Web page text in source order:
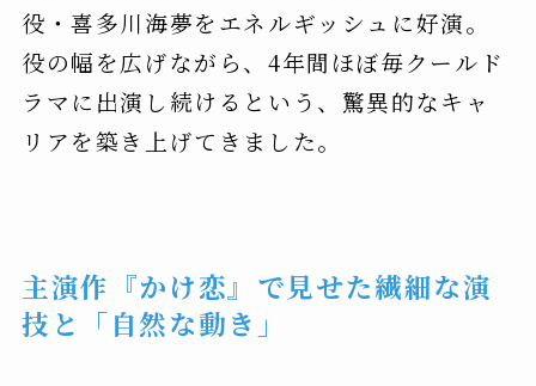
役・喜多川海夢をエネルギッシュに好演。
役の幅を広げながら、4年間ほぼ毎クールド
ラマに出演し続けるという、驚異的なキャ
リアを築き上げてきました。
主演作『かけ恋』で見せた繊細な演
技と「自然な動き」